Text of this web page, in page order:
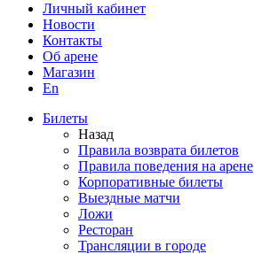
Личный кабинет
Новости
Контакты
Об арене
Магазин
En
Билеты
Назад
Правила возврата билетов
Правила поведения на арене
Корпоративные билеты
Выездные матчи
Ложи
Ресторан
Трансляции в городе